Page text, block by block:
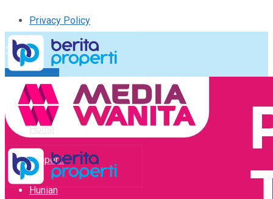
Privacy Policy
Kirim Tulisan
Tulisan Saya
Logout
Home
Properti
Hunian